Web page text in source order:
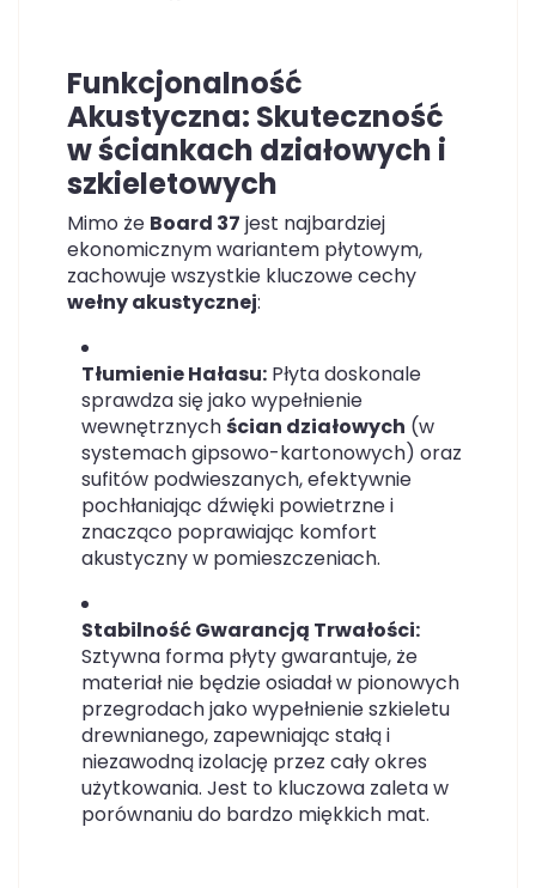
Funkcjonalność
Akustyczna: Skuteczność
w ściankach działowych i
szkieletowych
Mimo że Board 37 jest najbardziej
ekonomicznym wariantem płytowym,
zachowuje wszystkie kluczowe cechy
wełny akustycznej:
Tłumienie Hałasu: Płyta doskonale
sprawdza się jako wypełnienie
wewnętrznychścian działowych (w
systemach gipsowo-kartonowych) oraz
sufitów podwieszanych, efektywnie
pochłaniając dźwięki powietrzne i
znacząco poprawiając komfort
akustyczny w pomieszczeniach.
Stabilność Gwarancją Trwałości:
Sztywna forma płyty gwarantuje, że
materiał nie będzie osiadał w pionowych
przegrodach jako wypełnienie szkieletu
drewnianego, zapewniając stałą i
niezawodną izolację przez cały okres
użytkowania. Jest to kluczowa zaleta w
porównaniu do bardzo miękkich mat.